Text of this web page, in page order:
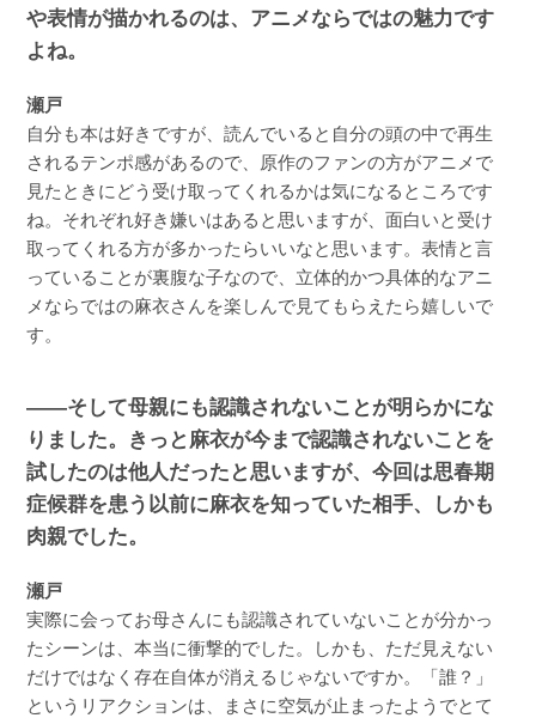
や表情が描かれるのは、アニメならではの魅力です
よね。
瀬戸
自分も本は好きですが、読んでいると自分の頭の中で再生
されるテンポ感があるので、原作のファンの方がアニメで
見たときにどう受け取ってくれるかは気になるところです
ね。それぞれ好き嫌いはあると思いますが、面白いと受け
取ってくれる方が多かったらいいなと思います。表情と言
っていることが裏腹な子なので、立体的かつ具体的なアニ
メならではの麻衣さんを楽しんで見てもらえたら嬉しいで
す。
――そして母親にも認識されないことが明らかにな
りました。きっと麻衣が今まで認識されないことを
試したのは他人だったと思いますが、今回は思春期
症候群を患う以前に麻衣を知っていた相手、しかも
肉親でした。
瀬戸
実際に会ってお母さんにも認識されていないことが分かっ
たシーンは、本当に衝撃的でした。しかも、ただ見えない
だけではなく存在自体が消えるじゃないですか。「誰？」
というリアクションは、まさに空気が止まったようでとて